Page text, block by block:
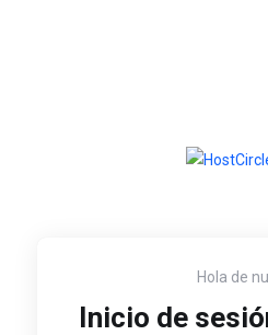
Hola de
Inicio de